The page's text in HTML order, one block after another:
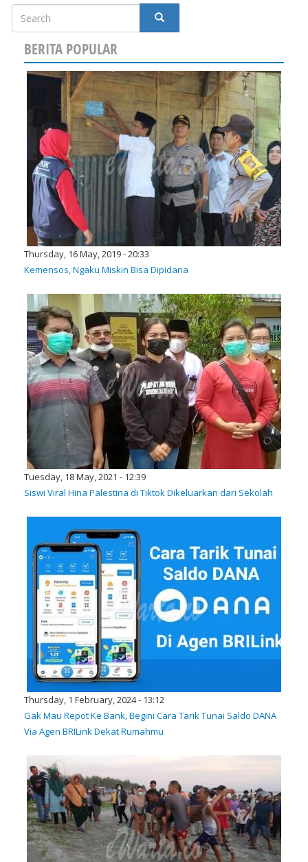
Search
SEARCH
BERITA POPULAR
Thursday, 16 May, 2019 - 20:33
Kemensos, Ngaku Miskin Bisa Dipidana
Tuesday, 18 May, 2021 - 12:39
Siswi Viral Hina Palestina di Tiktok Dikeluarkan dari Sekolah
Thursday, 1 February, 2024 - 13:12
Gak Mau Repot Ke Bank, Begini Cara Tarik Tunai Saldo DANA
Via Agen BRILink Dekat Rumahmu